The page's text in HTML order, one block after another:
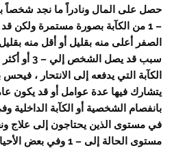
– 1 من الكآبة بصورة مستمرة ولكن
الصفر أعلى منه بقليل أو أقل منه
سبب قد
الكآبة التي يدفعه إلى الانتحار ،
يتشارك فيها عدة عوامل أو قد يكون
بانفصام الشخصية أو الكآبة الداخلية
في مستوى الذين يحتاجون إلى علاج
مستوى الحالة إلى – 1